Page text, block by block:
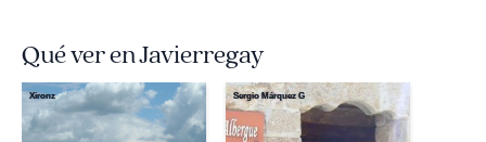
Qué ver en Javierregay
Xironz Sergio Márquez G